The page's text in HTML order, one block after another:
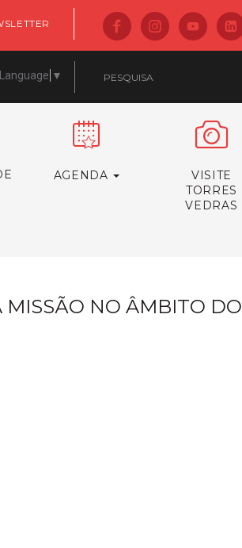
▼
AGENDA
VISITE
TORRES
VEDRAS
MISSÃO NO ÂMBITO DO